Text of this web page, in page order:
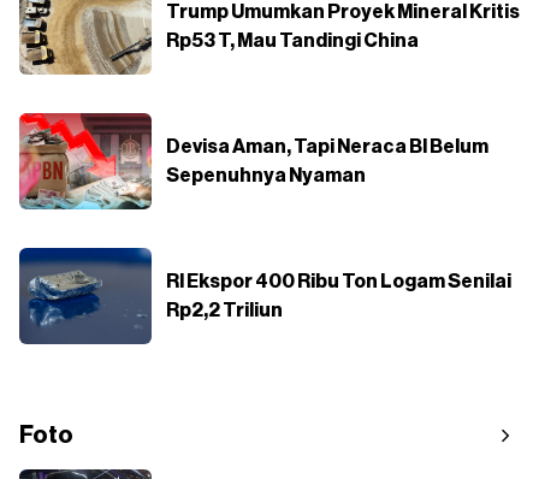
Trump Umumkan Proyek Mineral Kritis
Rp53 T, Mau Tandingi China
Devisa Aman, Tapi Neraca BI Belum
Sepenuhnya Nyaman
RI Ekspor 400 Ribu Ton Logam Senilai
Rp2,2 Triliun
Foto